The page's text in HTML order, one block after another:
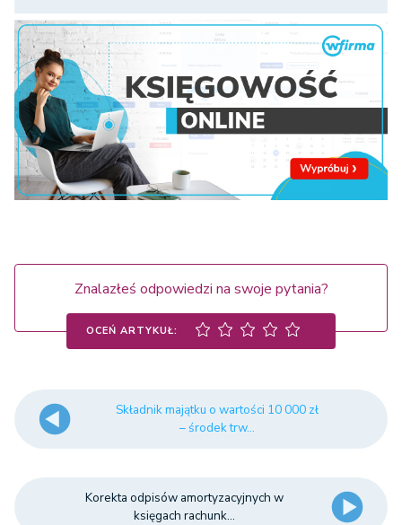
Znalazłeś odpowiedzi na swoje pytania?
OCEŃ ARTYKUŁ:
Składnik majątku o wartości 10 000 zł
– środek trw...
Korekta odpisów amortyzacyjnych w
księgach rachunk...